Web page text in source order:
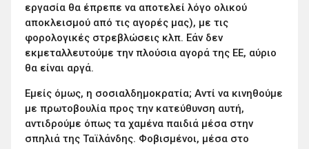
εργασία θα έπρεπε να αποτελεί λόγο ολικού
αποκλεισμού από τις αγορές μας), με τις
φορολογικές στρεβλώσεις κλπ. Εάν δεν
εκμεταλλευτούμε την πλούσια αγορά της ΕΕ, αύριο
θα είναι αργά.
Εμείς όμως, η σοσιαλδημοκρατία; Αντί να κινηθούμε
με πρωτοβουλία προς την κατεύθυνση αυτή,
αντιδρούμε όπως τα χαμένα παιδιά μέσα στην
σπηλιά της Ταϊλάνδης. Φοβισμένοι, μέσα στο